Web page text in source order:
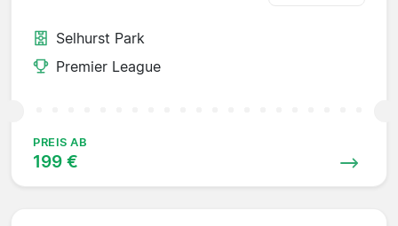
Selhurst Park
Premier League
PREIS AB
199 €